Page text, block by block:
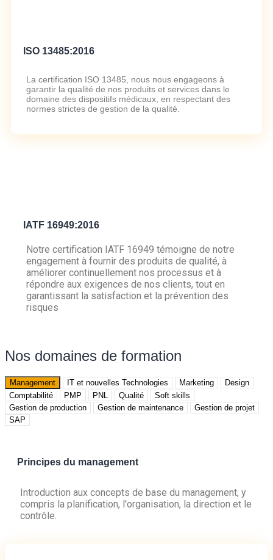
ISO 13485:2016
La certification ISO 13485, nous nous engageons à
garantir la qualité de nos produits et services dans le
domaine des dispositifs médicaux, en respectant des
normes strictes de gestion de la qualité.
IATF 16949:2016
Notre certification IATF 16949 témoigne de notre
engagement à fournir des produits de qualité, à
améliorer continuellement nos processus et à
répondre aux exigences de nos clients, tout en
garantissant la satisfaction et la prévention des
risques
Nos domaines de formation
Management IT et nouvelles Technologies Marketing
Design
Comptabilité
PMP PNL Qualité
Soft skills
Gestion de production
Gestion de maintenance
Gestion de projet
SAP
Principes du management
Introduction aux concepts de base du management, y
compris la planification, l'organisation, la direction et le
contrôle.